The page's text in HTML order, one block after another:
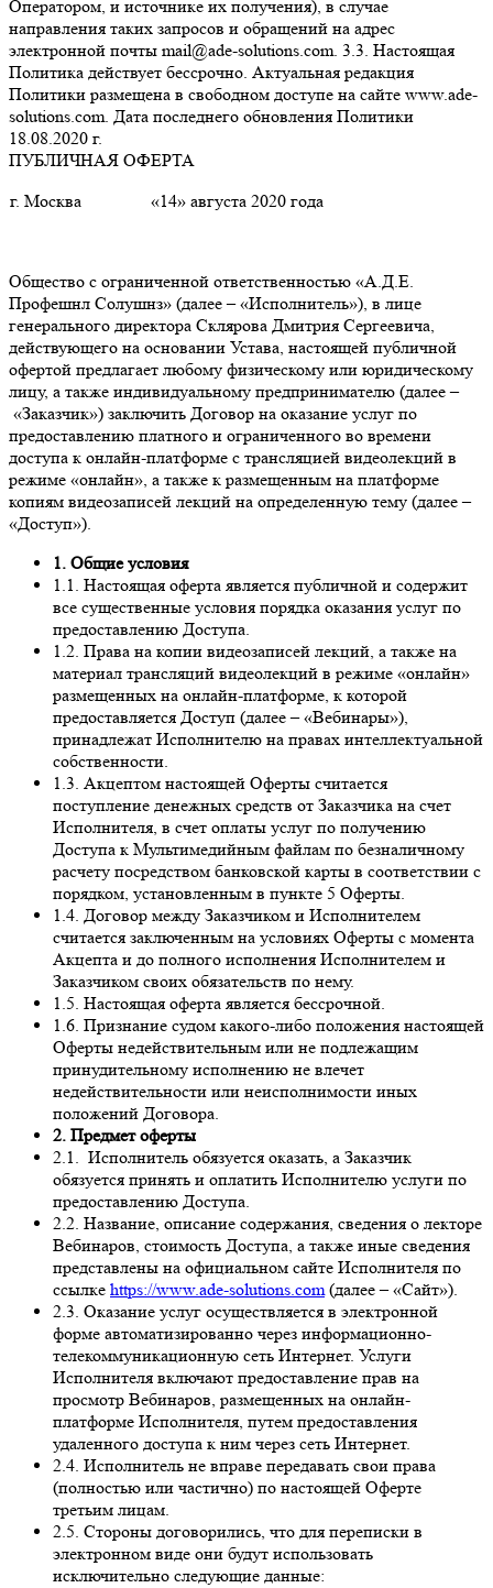
Оператором, и источнике их получения), в случае
направления таких запросов и обращений на адрес
электронной почты mail@ade-solutions.com. 3.3. Настоящая
Политика действует бессрочно. Актуальная редакция
Политики размещена в свободном доступе на сайте www.ade-
solutions.com. Дата последнего обновления Политики
18.08.2020 г.
ПУБЛИЧНАЯ ОФЕРТА
г. Москва
«14» августа 2020 года
Общество с ограниченной ответственностью «А.Д.Е.
Профешнл Солушнз» (далее – «Исполнитель»), в лице
генерального директора Склярова Дмитрия Сергеевича,
действующего на основании Устава, настоящей публичной
офертой предлагает любому физическому или юридическому
лицу, а также индивидуальному предпринимателю (далее –
«Заказчик») заключить Договор на оказание услуг по
предоставлению платного и ограниченного во времени
доступа к онлайн-платформе с трансляцией видеолекций в
режиме «онлайн», а также к размещенным на платформе
копиям видеозаписей лекций на определенную тему (далее –
«Доступ»).
1. Общие условия
1.1. Настоящая оферта является публичной и содержит
все существенные условия порядка оказания услуг по
предоставлению Доступа.
1.2. Права на копии видеозаписей лекций, а также на
материал трансляций видеолекций в режиме «онлайн»
размещенных на онлайн-платформе, к которой
предоставляется Доступ (далее – «Вебинары»),
принадлежат Исполнителю на правах интеллектуальной
собственности.
1.3. Акцептом настоящей Оферты считается
поступление денежных средств от Заказчика на счет
Исполнителя, в счет оплаты услуг по получению
Доступа к Мультимедийным файлам по безналичному
расчету посредством банковской карты в соответствии с
порядком, установленным в пункте 5 Оферты.
1.4. Договор между Заказчиком и Исполнителем
считается заключенным на условиях Оферты с момента
Акцепта и до полного исполнения Исполнителем и
Заказчиком своих обязательств по нему.
1.5. Настоящая оферта является бессрочной.
1.6. Признание судом какого-либо положения настоящей
Оферты недействительным или не подлежащим
принудительному исполнению не влечет
недействительности или неисполнимости иных
положений Договора.
2. Предмет оферты
2.1. Исполнитель обязуется оказать, а Заказчик
обязуется принять и оплатить Исполнителю услуги по
предоставлению Доступа.
2.2. Название, описание содержания, сведения о лекторе
Вебинаров, стоимость Доступа, а также иные сведения
представлены на официальном сайте Исполнителя по
ссылке https://www.ade-solutions.com(далее – «Сайт»).
2.3. Оказание услуг осуществляется в электронной
форме автоматизированно через информационно-
телекоммуникационную сеть Интернет. Услуги
Исполнителя включают предоставление прав на
просмотр Вебинаров, размещенных на онлайн-
платформе Исполнителя, путем предоставления
удаленного доступа к ним через сеть Интернет.
2.4. Исполнитель не вправе передавать свои права
(полностью или частично) по настоящей Оферте
третьим лицам.
2.5. Стороны договорились, что для переписки в
электронном виде они будут использовать
исключительно следующие данные: